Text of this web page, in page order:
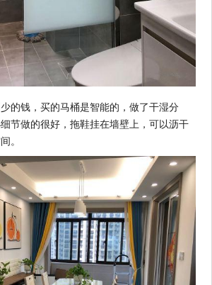
的钱，买的马桶是智能的，做了干湿分
节做的很好，拖鞋挂在墙壁上，可以沥干
。